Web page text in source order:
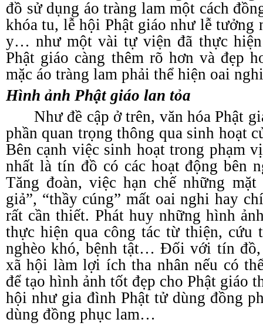
đồ sử dụng áo tràng lam một cách
khóa tu, lễ hội Phật giáo như lễ tưởng
y… như một vài tự viện đã thực
Phật giáo càng thêm rõ hơn và đẹp
mặc áo tràng lam phải thể hiện oai
Hình ảnh Phật giáo lan tỏa
Như đề cập ở trên, văn hóa Phật
phần quan trọng thông qua sinh hoạt
Bên cạnh việc sinh hoạt trong phạm
nhất là tín đồ có các hoạt động bên
Tăng đoàn, việc hạn chế những
giả”, “thầy cúng” mất oai nghi hay
rất cần thiết. Phát huy những hình
thực hiện qua công tác từ thiện,
nghèo khó, bệnh tật… Đối với tín đồ,
xã hội làm lợi ích tha nhân nếu có
để tạo hình ảnh tốt đẹp cho Phật giáo
hội như gia đình Phật tử dùng đồng
dùng đồng phục lam…